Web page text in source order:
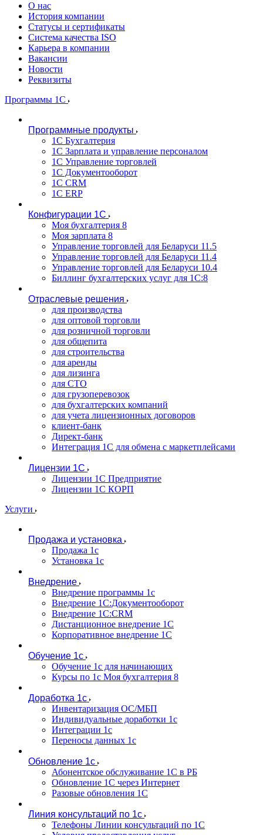
О нас
История компании
Статусы и сертификаты
Система качества ISO
Карьера в компании
Вакансии
Новости
Реквизиты
Программы 1С
Программные продукты
1С Бухгалтерия
1С Зарплата и управление персоналом
1С Управление торговлей
1С Документооборот
1С CRM
1С ERP
Конфигурации 1С
Моя бухгалтерия 8
Моя зарплата 8
Управление торговлей для Беларуси 11.5
Управление торговлей для Беларуси 11.4
Управление торговлей для Беларуси 10.4
Биллинг бухгалтерских услуг для 1С:8
Отраслевые решения
для производства
для оптовой торговли
для розничной торговли
для общепита
для строительства
для аренды
для лизинга
для СТО
для грузоперевозок
для бухгалтерских компаний
для учета лицензионных договоров
клиент-банк
Директ-банк
Интеграция 1C для обмена с маркетплейсами
Лицензии 1С
Лицензии 1С Предприятие
Лицензии 1С КОРП
Услуги
Продажа и установка
Продажа 1с
Установка 1с
Внедрение
Внедрение программы 1с
Внедрение 1С:Документооборот
Внедрение 1С:CRM
Дистанционное внедрение 1С
Корпоративное внедрение 1С
Обучение 1с
Обучение 1с для начинающих
Курсы по 1с Моя бухгалтерия 8
Доработка 1с
Инвентаризация ОС/МБП
Индивидуальные доработки 1с
Интеграции 1с
Переносы данных 1с
Обновление 1с
Абонентское обслуживание 1С в РБ
Обновление 1С через Интернет
Разовые обновления 1С
Линия консультаций по 1с
Телефоны Линии консультаций по 1С